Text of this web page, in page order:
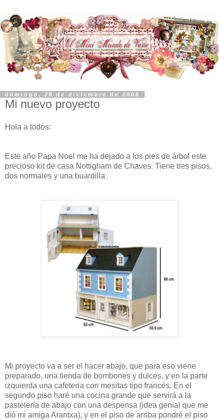
domingo, 28 de diciembre de 2008
Mi nuevo proyecto
Hola a todos:
Este año Papa Noel me ha dejado a los pies de árbol este
precioso kit de casa Nottigham de Chaves. Tiene tres pisos,
dos normales y una buardilla.
Mi proyecto va a ser el hacer abajo, que para eso viene
preparado, una tienda de bombones y dulces, y en la parte
izquierda una cafeteria con mesitas tipo francés. En el
segundo piso haré una cocina grande que servirá a la
pastelería de abajo con una despensa (idea genial que me
dió mi amiga Arantxa), y en el piso de arriba pondré el piso